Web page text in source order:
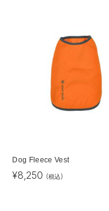
Dog Fleece Vest
¥8,250 (税込)